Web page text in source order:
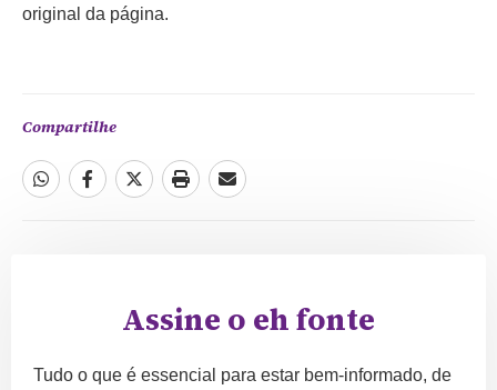
original da página.
Compartilhe
Assine o eh fonte
Tudo o que é essencial para estar bem-informado, de